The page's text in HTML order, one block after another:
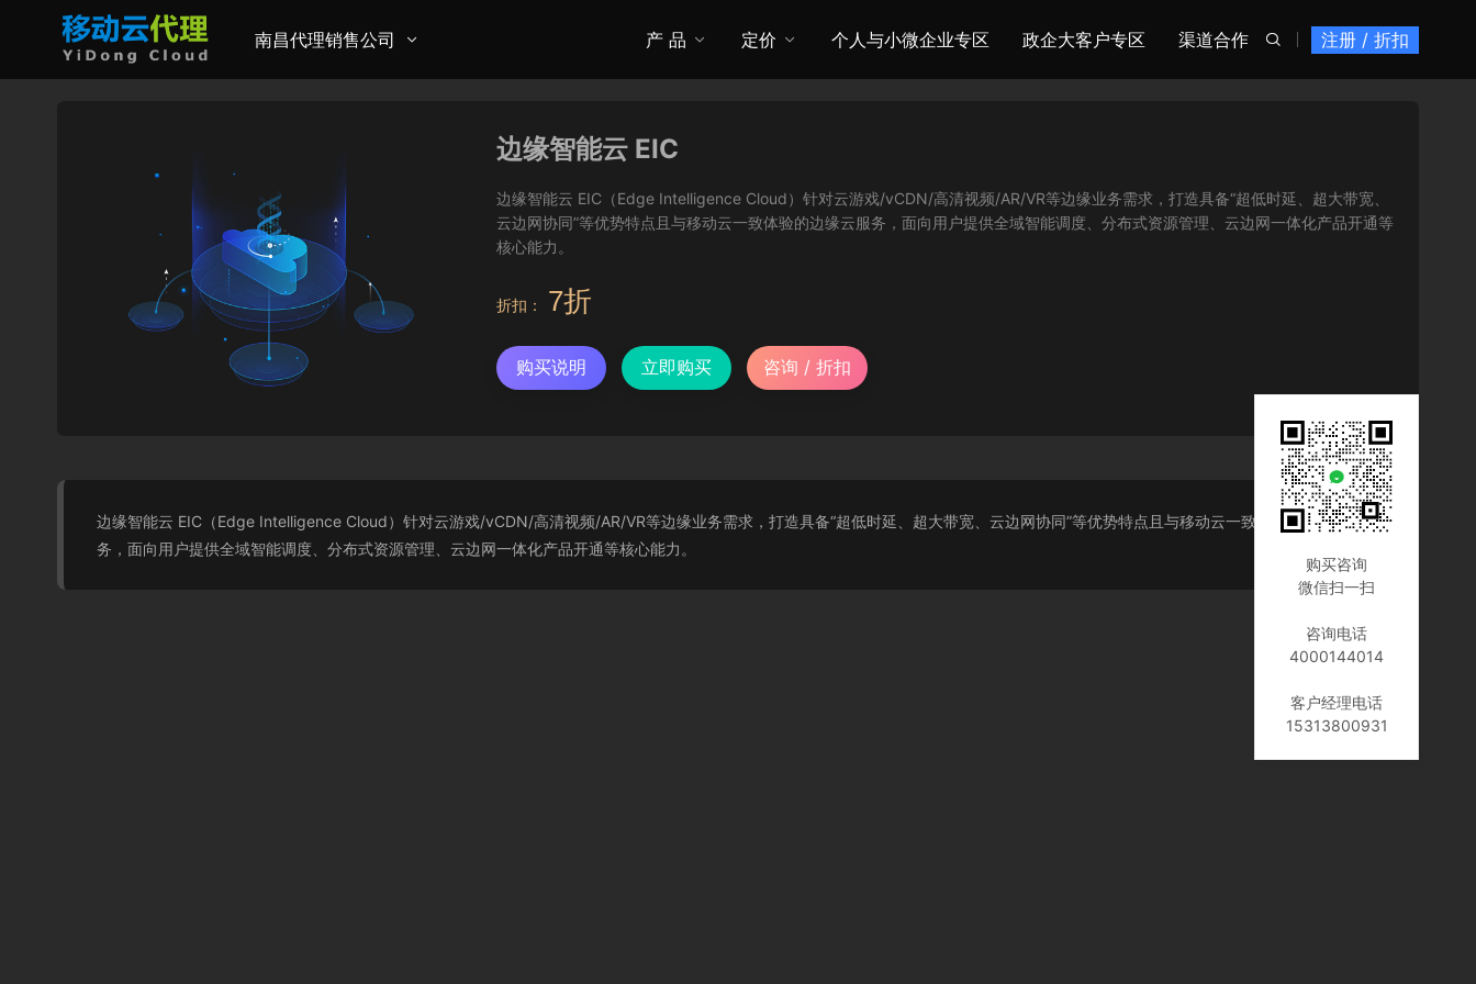
南昌代理销售公司 注册 / 折扣

产 品 定价 个人与小微企业专区 政企大客户专区 渠道合作
边缘智能云 EIC
边缘智能云 EIC（Edge Intelligence Cloud）针对云游戏/vCDN/高清视频/AR/VR等边缘业务需求，打造具备“超低时延、超大带宽、
云边网协同”等优势特点且与移动云一致体验的边缘云服务，面向用户提供全域智能调度、分布式资源管理、云边网一体化产品开通等
核心能力。
折扣： 7折
购买说明 立即购买 咨询 / 折扣
边缘智能云 EIC（Edge Intelligence Cloud）针对云游戏/vCDN/高清视频/AR/VR等边缘业务需求，打造具备“超低时延、超大带宽、云边网协同”等优势特点且与移动云一致体验的边缘云服
务，面向用户提供全域智能调度、分布式资源管理、云边网一体化产品开通等核心能力。
购买咨询
微信扫一扫
咨询电话
4000144014
客户经理电话
15313800931